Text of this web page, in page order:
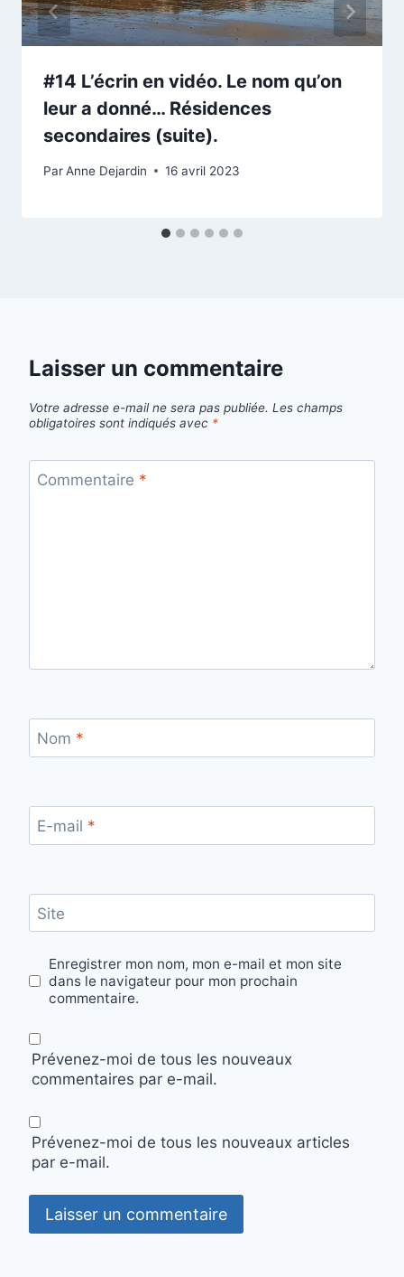
#14 L’écrin en vidéo. Le nom qu’on
leur a donné… Résidences
secondaires (suite).
ParAnne Dejardin 16 avril 2023
Laisser un commentaire
Votre adresse e-mail ne sera pas publiée. Les champs
obligatoires sont indiqués avec *
Commentaire *
Nom *
E-mail *
Site
Enregistrer mon nom, mon e-mail et mon site
dans le navigateur pour mon prochain
commentaire.
Prévenez-moi de tous les nouveaux
commentaires par e-mail.
Prévenez-moi de tous les nouveaux articles
par e-mail.